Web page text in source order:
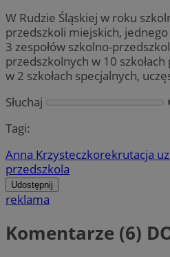
W Rudzie Śląskiej w roku
przedszkoli miejskich, jednego
3 zespołów szkolno-
przedszkolnych w 10
w 2 szkołach specjalnych,
Słuchaj
Tagi:
Anna Krzysteczkorekrutacja
przedszkola
Udostępnij
reklama
Komentarze (6)